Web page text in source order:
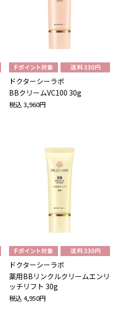
ドクターシーラボ
BBクリームVC100 30g
税込 3,960円
ドクターシーラボ
薬用BBリンクルクリームエンリ
ッチリフト 30g
税込 4,950円